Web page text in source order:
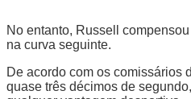
No entanto, Russell
na curva seguinte.
De acordo com os comissários
quase três décimos de